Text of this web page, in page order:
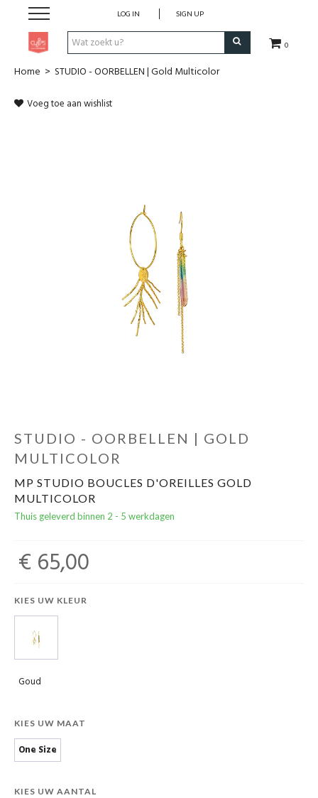
0
LOG IN SIGN UP
Pen & Papier
Cadeaubon
Acties en events
Home > STUDIO - OORBELLEN | Gold Multicolor
Voeg toe aan wishlist
STUDIO - OORBELLEN | GOLD
MULTICOLOR
MP STUDIO BOUCLES D'OREILLES GOLD
MULTICOLOR
Thuis geleverd binnen 2 - 5 werkdagen
€ 65,00
KIES UW KLEUR
Goud
KIES UW MAAT
One Size
KIES UW AANTAL